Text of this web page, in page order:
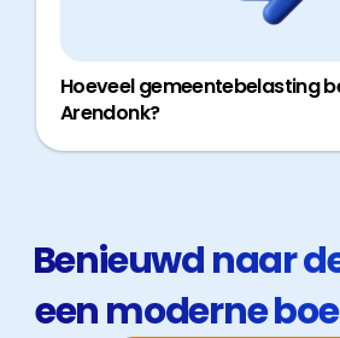
Hoeveel gemeentebelasting
Arendonk?
Benieuwd naar
een moderne